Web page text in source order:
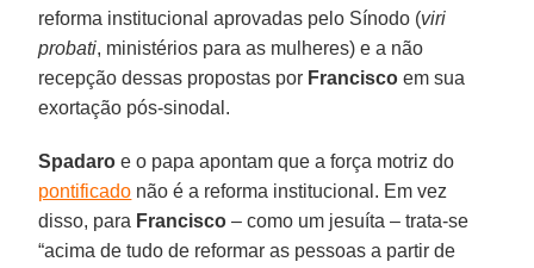
reforma institucional aprovadas pelo Sínodo (viri
probati, ministérios para as mulheres) e a não
recepção dessas propostas por Francisco em sua
exortação pós-sinodal.
Spadaro e o papa apontam que a força motriz do
pontificado não é a reforma institucional. Em vez
disso, para Francisco – como um jesuíta – trata-se
“acima de tudo de reformar as pessoas a partir de